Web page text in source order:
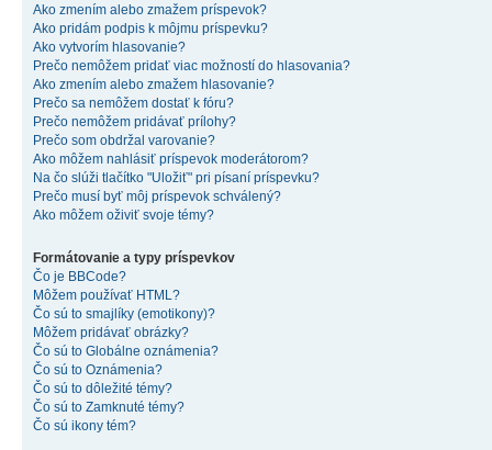
Ako zmením alebo zmažem príspevok?
Ako pridám podpis k môjmu príspevku?
Ako vytvorím hlasovanie?
Prečo nemôžem pridať viac možností do hlasovania?
Ako zmením alebo zmažem hlasovanie?
Prečo sa nemôžem dostať k fóru?
Prečo nemôžem pridávať prílohy?
Prečo som obdržal varovanie?
Ako môžem nahlásiť príspevok moderátorom?
Na čo slúži tlačítko "Uložiť" pri písaní príspevku?
Prečo musí byť môj príspevok schválený?
Ako môžem oživiť svoje témy?
Formátovanie a typy príspevkov
Čo je BBCode?
Môžem používať HTML?
Čo sú to smajlíky (emotikony)?
Môžem pridávať obrázky?
Čo sú to Globálne oznámenia?
Čo sú to Oznámenia?
Čo sú to dôležité témy?
Čo sú to Zamknuté témy?
Čo sú ikony tém?